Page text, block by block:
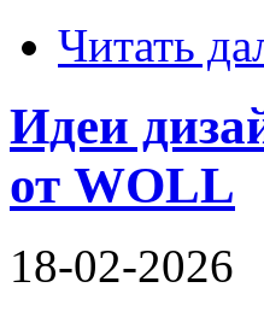
Читать
Идеи
от WOLL
18-02-2026